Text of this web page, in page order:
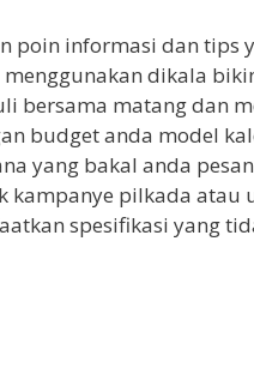
poin informasi dan tips
dikala
bersama matang dan
budget anda model
yang bakal anda
kampanye pilkada atau
spesifikasi yang